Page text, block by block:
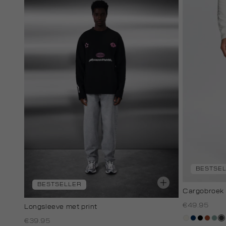
BESTSELLER
Longsleeve met print
€39.95
Cargobroek
€49.95
creme,zwart
bruin
salie